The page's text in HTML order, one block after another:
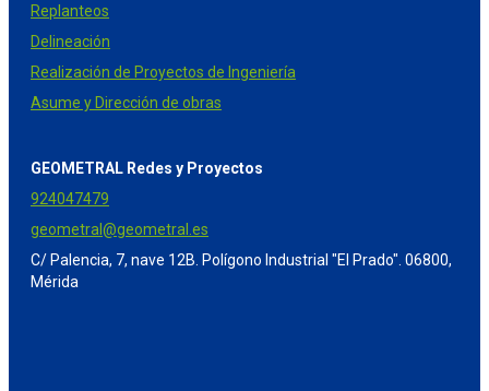
Replanteos
Delineación
Realización de Proyectos de Ingeniería
Asume y Dirección de obras
GEOMETRAL Redes y Proyectos
924047479
geometral@geometral.es
C/ Palencia, 7, nave 12B. Polígono Industrial "El Prado". 06800,
Mérida